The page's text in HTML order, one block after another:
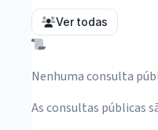
Ver todas
Nenhuma consulta
As consultas públicas